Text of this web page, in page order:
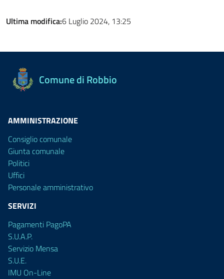
Ultima modifica:6 Luglio 2024, 13:25
Comune di Robbio
AMMINISTRAZIONE
Consiglio comunale
Giunta comunale
Politici
Uffici
Personale amministrativo
SERVIZI
Pagamenti PagoPA
S.U.A.P.
Servizio Mensa
S.U.E.
IMU On-Line